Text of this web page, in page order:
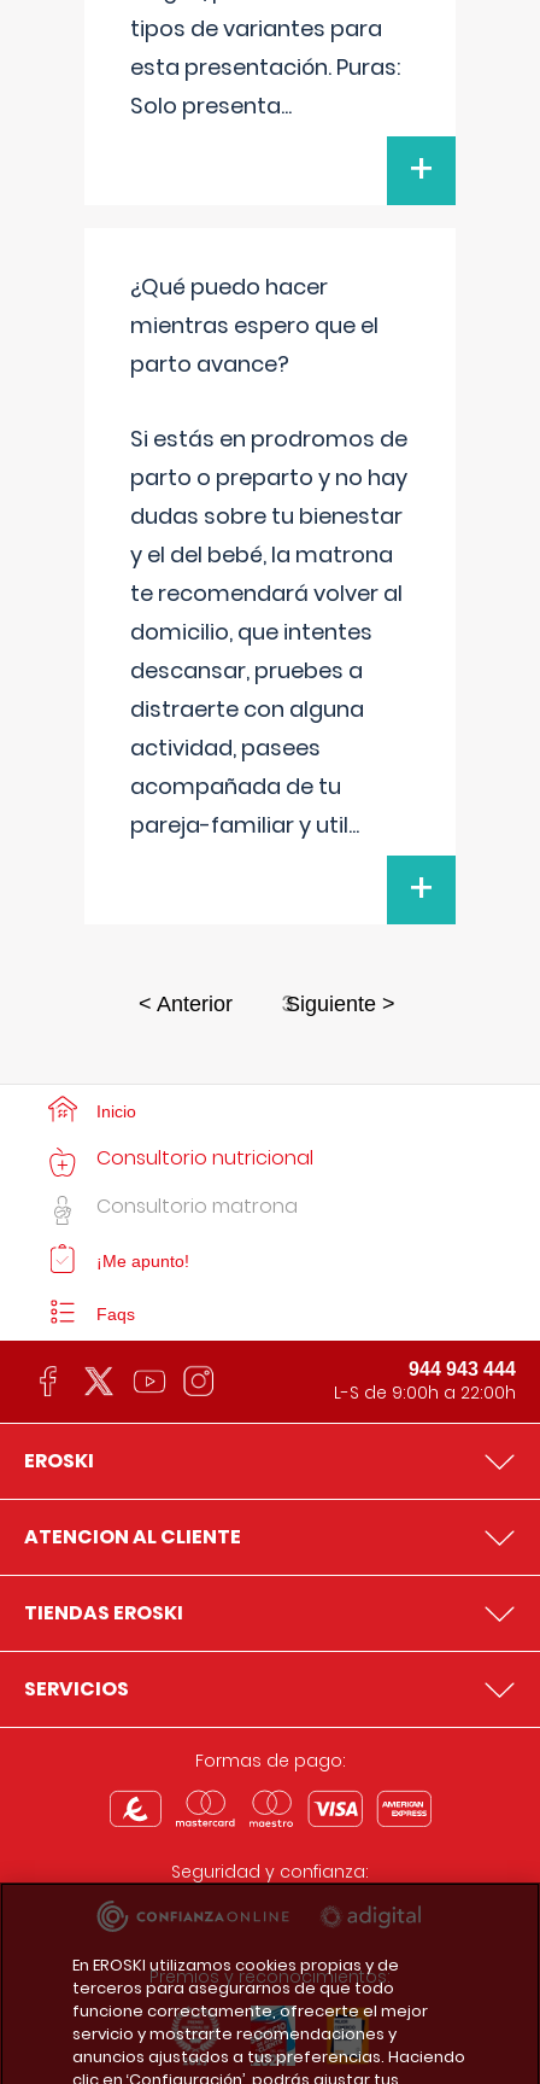
tipos de variantes para
esta presentación. Puras:
Solo presenta...
+
¿Qué puedo hacer
mientras espero que el
parto avance?
Si estás en prodromos de
parto o preparto y no hay
dudas sobre tu bienestar
y el del bebé, la matrona
te recomendará volver al
domicilio, que intentes
descansar, pruebes a
distraerte con alguna
actividad, pasees
acompañada de tu
pareja-familiar y util...
+
< Anterior 3Siguiente >
Inicio
Consultorio nutricional
Consultorio matrona
¡Me apunto!
Faqs
944 943 444
L-S de 9:00h a 22:00h
EROSKI
ATENCION AL CLIENTE
TIENDAS EROSKI
SERVICIOS
Formas de pago:
Seguridad y confianza:
Premios y reconocimientos:
En EROSKI utilizamos cookies propias y de
terceros para asegurarnos de que todo
funcione correctamente, ofrecerte el mejor
servicio y mostrarte recomendaciones y
anuncios ajustados a tus preferencias. Haciendo
clic en ‘Configuración’, podrás ajustar tus